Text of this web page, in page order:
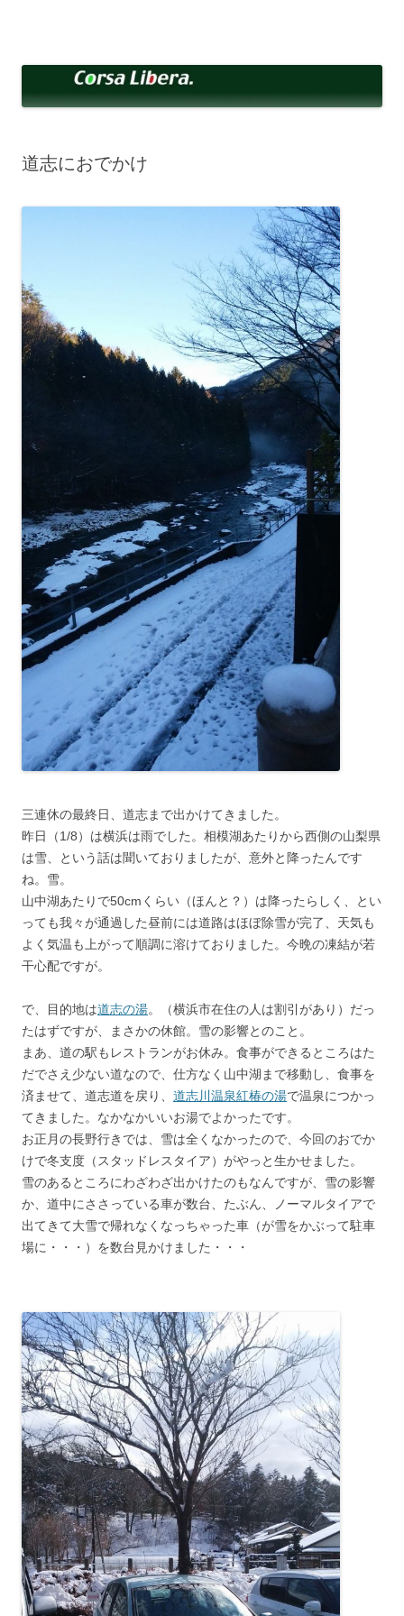
へ
ッ
道志におでかけ
三連休の最終日、道志まで出かけてきました。
昨日（1/8）は横浜は雨でした。相模湖あたりから西側の山梨県
は雪、という話は聞いておりましたが、意外と降ったんです
ね。雪。
山中湖あたりで50cmくらい（ほんと？）は降ったらしく、とい
っても我々が通過した昼前には道路はほぼ除雪が完了、天気も
よく気温も上がって順調に溶けておりました。今晩の凍結が若
干心配ですが。
で、目的地は道志の湯。（横浜市在住の人は割引があり）だっ
たはずですが、まさかの休館。雪の影響とのこと。
まあ、道の駅もレストランがお休み。食事ができるところはた
だでさえ少ない道なので、仕方なく山中湖まで移動し、食事を
済ませて、道志道を戻り、 道志川温泉紅椿の湯で温泉につかっ
てきました。なかなかいいお湯でよかったです。
お正月の長野行きでは、雪は全くなかったので、今回のおでか
けで冬支度（スタッドレスタイア）がやっと生かせました。
雪のあるところにわざわざ出かけたのもなんですが、雪の影響
か、道中にささっている車が数台、たぶん、ノーマルタイアで
出てきて大雪で帰れなくなっちゃった車（が雪をかぶって駐車
場に・・・）を数台見かけました・・・